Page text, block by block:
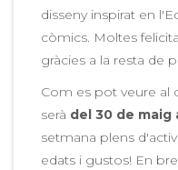
disseny inspirat en
còmics. Moltes
gràcies a la resta de
Com es pot veure al
serà del 30 de maig
setmana plens
edats i gustos! En